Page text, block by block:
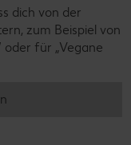
dich von der
zum Beispiel von
oder für „Vegane